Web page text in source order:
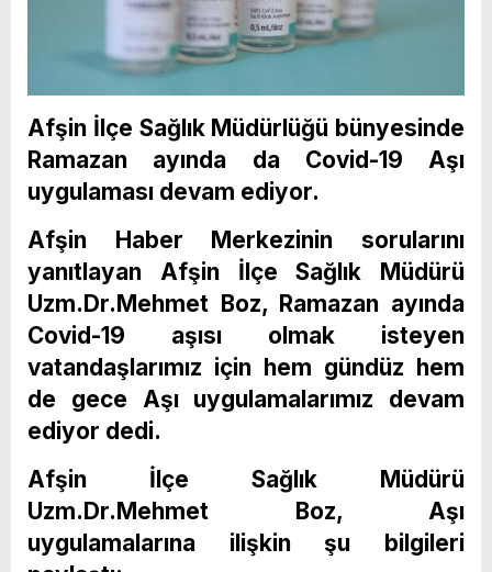
Afşin İlçe Sağlık Müdürlüğü bünyesinde
Ramazan ayında da Covid-19 Aşı
uygulaması devam ediyor.
Afşin Haber Merkezinin sorularını
yanıtlayan Afşin İlçe Sağlık Müdürü
Uzm.Dr.Mehmet Boz, Ramazan ayında
Covid-19 aşısı olmak isteyen
vatandaşlarımız için hem gündüz hem
de gece Aşı uygulamalarımız devam
ediyor dedi.
Afşin İlçe Sağlık Müdürü
Uzm.Dr.Mehmet Boz, Aşı
uygulamalarına ilişkin şu bilgileri